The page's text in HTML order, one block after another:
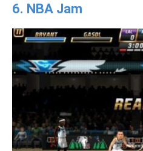
6. NBA Jam